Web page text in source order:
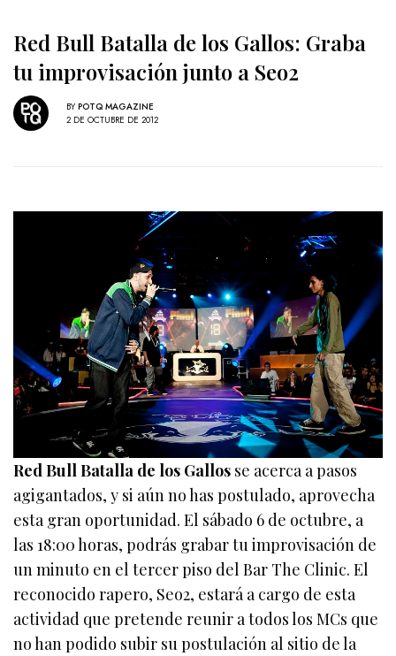
Red Bull Batalla de los Gallos: Graba
tu improvisación junto a Seo2
BY POTQ MAGAZINE
2 DE OCTUBRE DE 2012
Red Bull Batalla de los Gallos se acerca a pasos
agigantados, y si aún no has postulado, aprovecha
esta gran oportunidad. El sábado 6 de octubre, a
las 18:00 horas, podrás grabar tu improvisación de
un minuto en el tercer piso del Bar The Clinic. El
reconocido rapero, Seo2, estará a cargo de esta
actividad que pretende reunir a todos los MCs que
no han podido subir su postulación al sitio de la